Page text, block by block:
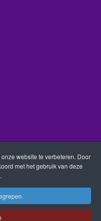
website te verbeteren. Door
met het gebruik van deze